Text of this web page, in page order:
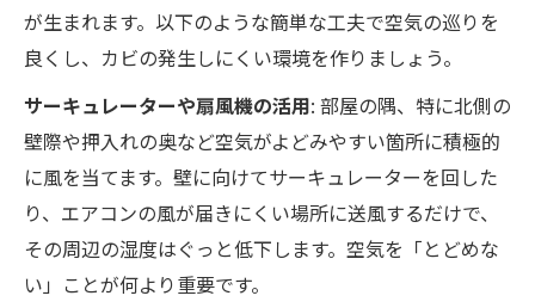
が生まれます。以下のような簡単な工夫で空気の巡りを
良くし、カビの発生しにくい環境を作りましょう。
サーキュレーターや扇風機の活用: 部屋の隅、特に北側の
壁際や押入れの奥など空気がよどみやすい箇所に積極的
に風を当てます。壁に向けてサーキュレーターを回した
り、エアコンの風が届きにくい場所に送風するだけで、
その周辺の湿度はぐっと低下します。空気を「とどめな
い」ことが何より重要です。